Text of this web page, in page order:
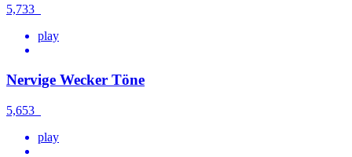
5,733
play
Nervige Wecker Töne
5,653
play